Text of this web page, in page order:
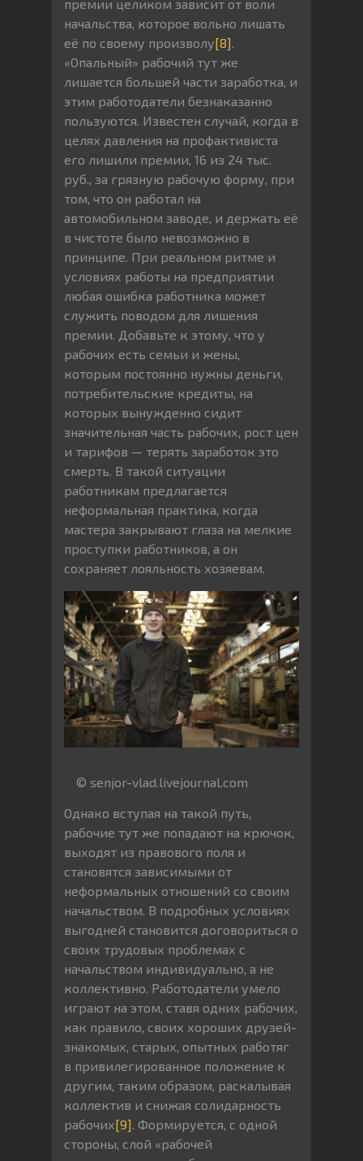
премии целиком зависит от воли
начальства, которое вольно лишать
её по своему произволу[8].
«Опальный» рабочий тут же
лишается большей части заработка, и
этим работодатели безнаказанно
пользуются. Известен случай, когда в
целях давления на профактивиста
его лишили премии, 16 из 24 тыс.
руб., за грязную рабочую форму, при
том, что он работал на
автомобильном заводе, и держать её
в чистоте было невозможно в
принципе. При реальном ритме и
условиях работы на предприятии
любая ошибка работника может
служить поводом для лишения
премии. Добавьте к этому, что у
рабочих есть семьи и жены,
которым постоянно нужны деньги,
потребительские кредиты, на
которых вынужденно сидит
значительная часть рабочих, рост цен
и тарифов — терять заработок это
смерть. В такой ситуации
работникам предлагается
неформальная практика, когда
мастера закрывают глаза на мелкие
проступки работников, а он
сохраняет лояльность хозяевам.
© senjor-vlad.livejournal.com
Однако вступая на такой путь,
рабочие тут же попадают на крючок,
выходят из правового поля и
становятся зависимыми от
неформальных отношений со своим
начальством. В подробных условиях
выгодней становится договориться о
своих трудовых проблемах с
начальством индивидуально, а не
коллективно. Работодатели умело
играют на этом, ставя одних рабочих,
как правило, своих хороших друзей-
знакомых, старых, опытных работяг
в привилегированное положение к
другим, таким образом, раскалывая
коллектив и снижая солидарность
рабочих[9]. Формируется, с одной
стороны, слой «рабочей